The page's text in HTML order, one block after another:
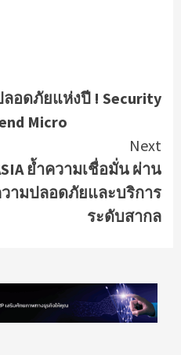
อดภัยแห่งปี ! Security
Micro
Next
ย้ำความเชื่อมั่น ผ่าน
ามปลอดภัยและบริการ
ระดับสากล